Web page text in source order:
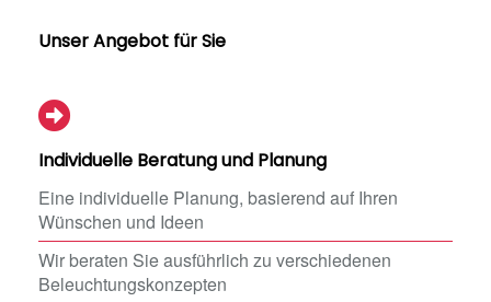
Unser Angebot für Sie
Individuelle Beratung und Planung
Eine individuelle Planung, basierend auf Ihren
Wünschen und Ideen
Wir beraten Sie ausführlich zu verschiedenen
Beleuchtungskonzepten